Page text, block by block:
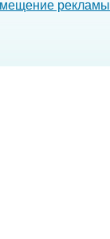
рекламы